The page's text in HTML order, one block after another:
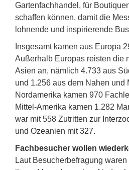
Gartenfachhandel, für
schaffen können, damit die
lohnende und inspirierende
Insgesamt kamen aus Europa
Außerhalb Europas reisten die
Asien an, nämlich 4.733 aus
und 1.256 aus dem Nahen und
Nordamerika kamen 970
Mittel-Amerika kamen 1.282
war mit 558 Zutritten zur
und Ozeanien mit 327.
Fachbesucher wollen
Laut Besucherbefragung